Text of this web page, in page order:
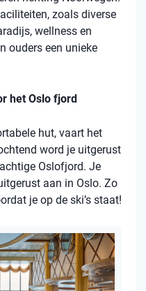
zoals diverse
wellness en
ouders een unieke
het Oslo fjord
hut, vaart het
word je uitgerust
Oslofjord. Je
aan in Oslo. Zo
je op de ski’s staat!